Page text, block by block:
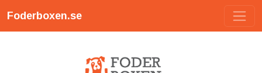
Foderboxen.se